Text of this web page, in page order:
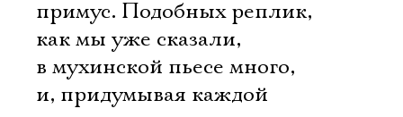
примус. Подобных реплик,
как мы уже сказали,
в мухинской пьесе много,
и, придумывая каждой